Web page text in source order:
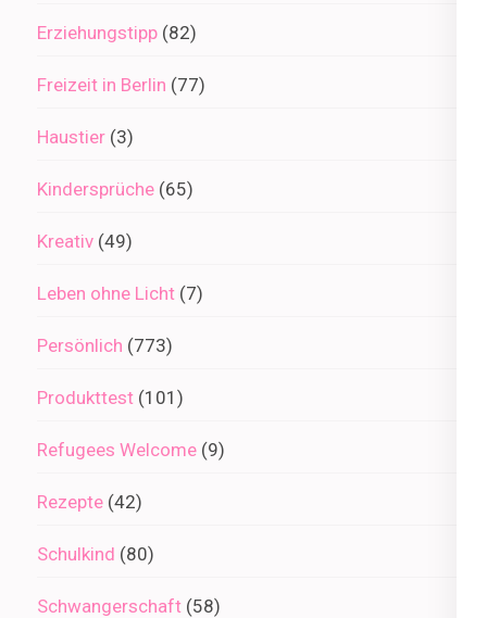
Erziehungstipp (82)
Freizeit in Berlin (77)
Haustier (3)
Kindersprüche (65)
Kreativ (49)
Leben ohne Licht (7)
Persönlich (773)
Produkttest (101)
Refugees Welcome (9)
Rezepte (42)
Schulkind (80)
Schwangerschaft (58)